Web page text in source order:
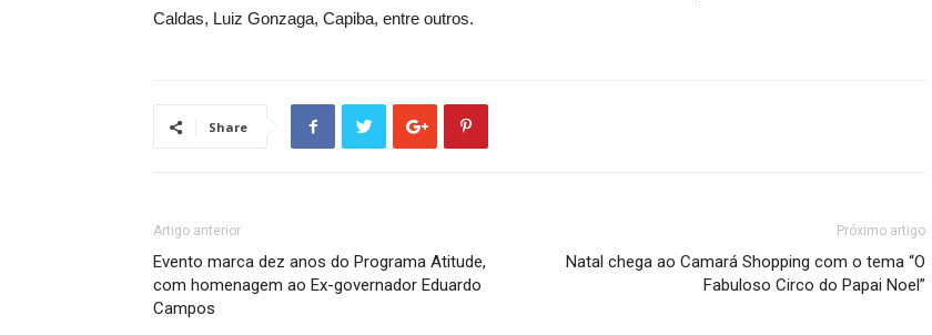
Caldas, Luiz Gonzaga, Capiba, entre outros.
Share
Artigo anterior
Evento marca dez anos do Programa Atitude,
com homenagem ao Ex-governador Eduardo
Campos
Próximo artigo
Natal chega ao Camará Shopping com o tema “O
Fabuloso Circo do Papai Noel”